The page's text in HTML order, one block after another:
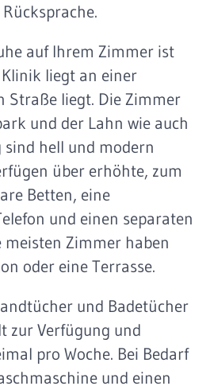
auf Ihrem Zimmer ist
liegt an einer
Straße liegt. Die Zimmer
und der Lahn wie auch
hell und modern
über erhöhte, zum
Betten, eine
und einen separaten
meisten Zimmer haben
oder eine Terrasse.
und Badetücher
zur Verfügung und
pro Woche. Bei Bedarf
und einen